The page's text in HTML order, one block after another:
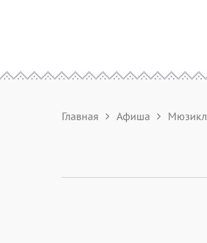
Главная Афиша Мюзикл